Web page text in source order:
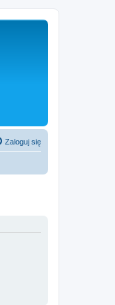
Zaloguj się